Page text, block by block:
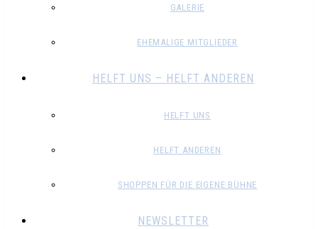
GALERIE
EHEMALIGE MITGLIEDER
HELFT UNS – HELFT ANDEREN
HELFT UNS
HELFT ANDEREN
SHOPPEN FÜR DIE EIGENE BÜHNE
NEWSLETTER